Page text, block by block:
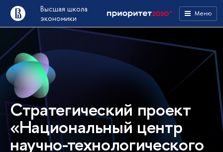
Высшая школа
экономики
Меню
Стратегический проект
«Национальный центр
научно-технологического